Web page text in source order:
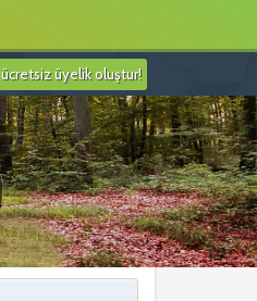
ücretsiz üyelik oluştur!